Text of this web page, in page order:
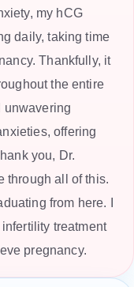
my hCG
daily, taking time
Thankfully, it
the entire
unwavering
offering
you, Dr.
through all of this.
from here. I
treatment
pregnancy.